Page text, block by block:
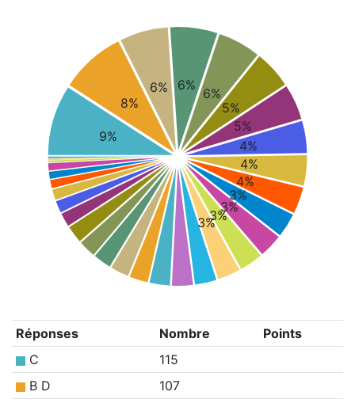
9%
8%
6% 6%
6%
5%
5%
4%
4%
4%
3%
3%
3%
3%
Réponses Nombre
Points
C
115
B D
107